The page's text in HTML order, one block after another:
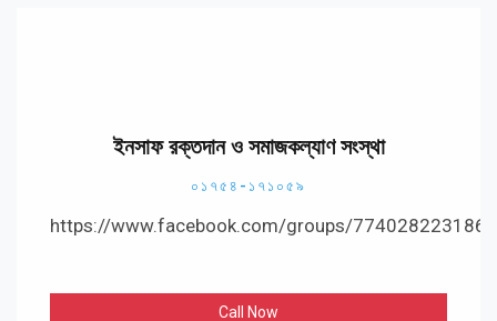
ইনসাফ রক্তদান ও সমাজকল্যাণ সংস্থা
০১৭৫৪-১৭১০৫৯
https://www.facebook.com/groups/
Call Now